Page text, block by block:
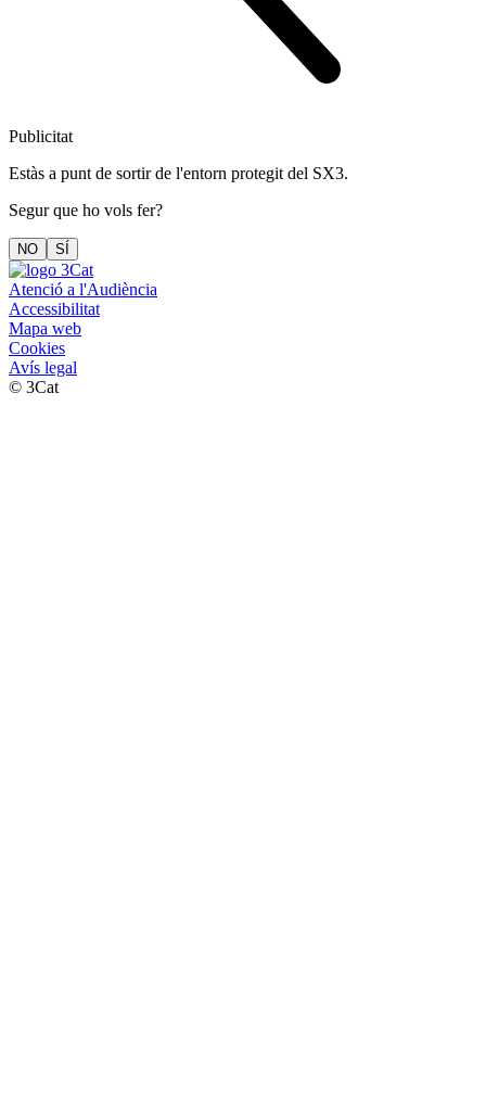
Publicitat
Estàs a punt de sortir de l'entorn protegit del SX3.
Segur que ho vols fer?
NO SÍ
Atenció a l'Audiència
Accessibilitat
Mapa web
Cookies
Avís legal
© 3Cat